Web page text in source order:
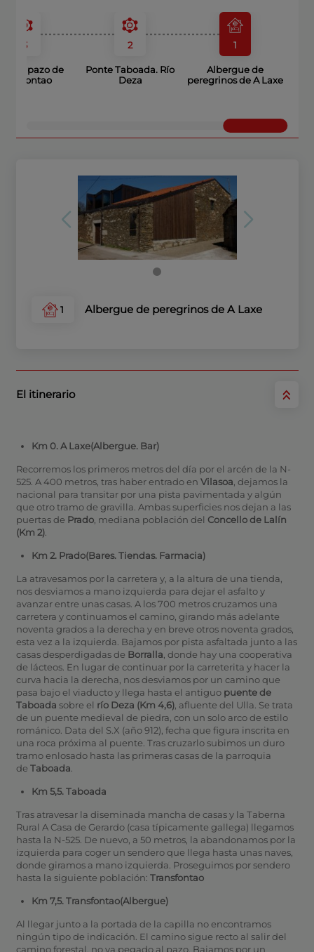
3
y pazo de
2
Ponte Taboada. Río
Deza
1
Albergue de
peregrinos de A Laxe
1 Albergue de peregrinos de A Laxe
El itinerario
Km 0. A Laxe(Albergue. Bar)
Recorremos los primeros metros del día por el arcén de la N-
525. A 400 metros, tras haber entrado en Vilasoa , dejamos la
nacional para transitar por una pista pavimentada y algún
que otro tramo de gravilla. Ambas superficies nos dejan a las
puertas de Prado, mediana población del Concello de Lalín
(Km 2).
Km 2. Prado(Bares. Tiendas. Farmacia)
La atravesamos por la carretera y, a la altura de una tienda,
nos desviamos a mano izquierda para dejar el asfalto y
avanzar entre unas casas. A los 700 metros cruzamos una
carretera y continuamos el camino, girando más adelante
noventa grados a la derecha y en breve otros noventa grados,
esta vez a la izquierda. Bajamos por pista asfaltada junto a las
casas desperdigadas de Borralla , donde hay una cooperativa
de lácteos. En lugar de continuar por la carreterita y hacer la
curva hacia la derecha, nos desviamos por un camino que
pasa bajo el viaducto y llega hasta el antiguo puente de
Taboada sobre el río Deza (Km 4,6), afluente del Ulla. Se trata
de un puente medieval de piedra, con un solo arco de estilo
románico. Data del S.X (año 912), fecha que figura inscrita en
una roca próxima al puente. Tras cruzarlo subimos un duro
tramo enlosado hasta las primeras casas de la parroquia
de Taboada
Km 5,5. Taboada
Tras atravesar la diseminada mancha de casas y la Taberna
Rural A Casa de Gerardo (casa típicamente gallega) llegamos
hasta la N-525. De nuevo, a 50 metros, la abandonamos por la
izquierda para coger un sendero que llega hasta unas naves,
donde giramos a mano izquierda. Proseguimos por sendero
hasta la siguiente población: Transfontao
Km 7,5. Transfontao(Albergue)
Al llegar junto a la portada de la capilla no encontramos
ningún tipo de indicación. El camino sigue recto al salir del
camino forestal, no va pegado al pazo. Bajamos por un